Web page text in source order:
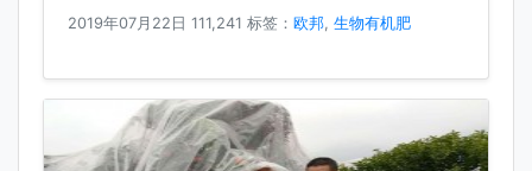
2019年07月22日 111,241 标签： 欧邦, 生物有机肥